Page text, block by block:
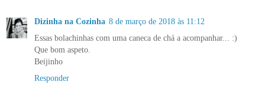
Dizinha na Cozinha 8 de março de 2018 às 11:12
Essas bolachinhas com uma caneca de chá a acompanhar... :)
Que bom aspeto.
Beijinho
Responder